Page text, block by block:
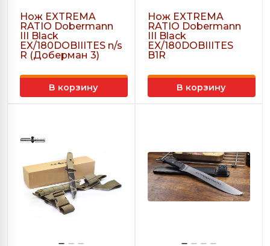
Нож EXTREMA
RATIO Dobermann
III Black
EX/180DOBIIITES n/s
R (Доберман 3)
В корзину
Нож EXTREMA
RATIO Dobermann
III Black
EX/180DOBIIITES
B1R
В корзину